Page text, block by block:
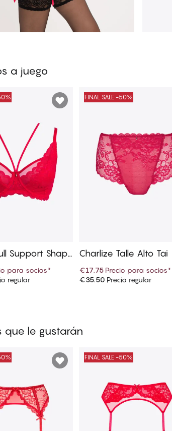
a juego
a la cesta
Support Shape
para socios*
regular Añadir a la cesta
FINAL SALE -50%
Charlize Talle Alto Tai
€17.75 Precio para socios*
€35.50 Precio regular
que le gustarán
FINAL SALE -50%